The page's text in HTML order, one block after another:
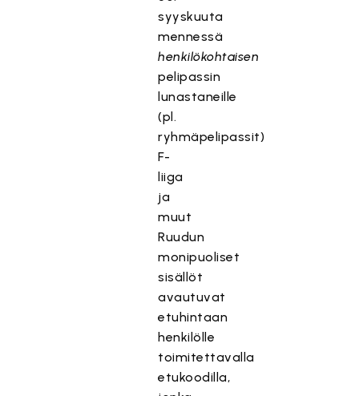
syyskuuta
mennessä
henkilökohtaisen
pelipassin
lunastaneille
(pl.
ryhmäpelipassit)
F-
liiga
ja
muut
Ruudun
monipuoliset
sisällöt
avautuvat
etuhintaan
henkilölle
toimitettavalla
etukoodilla,